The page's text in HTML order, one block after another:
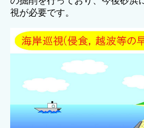
視が必要です。